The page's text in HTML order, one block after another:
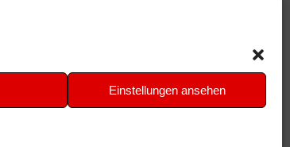
Einstellungen ansehen
VMWare VPN WAZUH
Windows Zertifikat